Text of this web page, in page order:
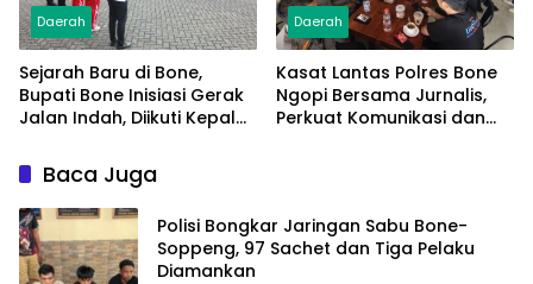
Daerah
Sejarah Baru di Bone,
Bupati Bone Inisiasi Gerak
Jalan Indah, Diikuti Kepala
Kabupaten
Daerah
Kasat Lantas Polres Bone
Ngopi Bersama Jurnalis,
Perkuat Komunikasi dan
Baca Juga
Polisi Bongkar Jaringan Sabu Bone-
Soppeng, 97 Sachet dan Tiga Pelaku
Diamankan